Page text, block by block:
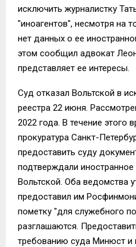
исключить журналистку
"иноагентов", несмотря на
нет данных о ее
этом сообщил адвокат
представляет ее интересы.
Суд отказал Вольтской в
реестра 22 июня.
2022 года. В течение этого
прокуратура Санкт-
предоставить суду
подтверждали
Вольтской. Оба ведомства
предоставил им
пометку "для служебного
разглашаются.
требованию суда Минюст и